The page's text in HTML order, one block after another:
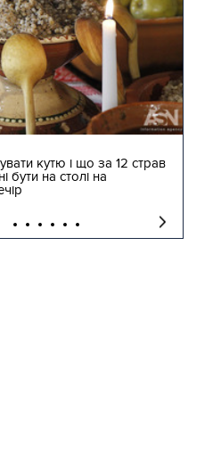
на Батьківщину.
зворушливі кадри
звільнених заручників